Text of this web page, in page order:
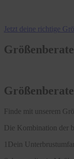
Jetzt deine richtige
Finde mit unserem
Die Kombination der
1 Dein